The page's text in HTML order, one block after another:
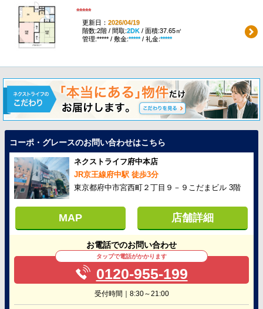
*****
更新日： 2026/04/19
階数:2階 / 間取:2DK/ 面積:37.65㎡
管理:***** / 敷金:*****/ 礼金:*****
コーポ・グレースのお問い合わせはこちら
ネクストライフ府中本店
JR京王線府中駅 徒歩3分
東京都府中市宮西町２丁目９－９こだまビル 3階
MAP 店舗詳細
お電話でのお問い合わせ
タップで電話がかかります
0120-955-199
受付時間｜8:30～21:00